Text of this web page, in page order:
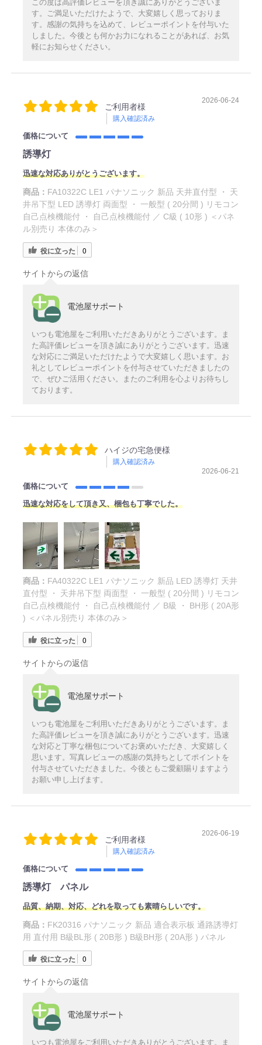
この度は高評価レビューを頂き誠にありがとうございま
す。ご満足いただけたようで、大変嬉しく思っておりま
す。感謝の気持ちを込めて、レビューポイントを付与いた
しました。今後とも何かお力になれることがあれば、お気
軽にお知らせください。
ご利用者様
購入確認済み
2026-06-24
価格について
誘導灯
迅速な対応ありがとうございます。
商品： FA10322C LE1 パナソニック 新品 天井直付型 ・ 天
井吊下型 LED 誘導灯 両面型 ・ 一般型 ( 20分間 ) リモコン
自己点検機能付 ・ 自己点検機能付 ／ C級 ( 10形 ) ＜パネ
ル別売り 本体のみ＞
役に立った 0
サイトからの返信
電池屋サポート
いつも電池屋をご利用いただきありがとうございます。ま
た高評価レビューを頂き誠にありがとうございます。迅速
な対応にご満足いただけたようで大変嬉しく思います。お
礼としてレビューポイントを付与させていただきましたの
で、ぜひご活用ください。またのご利用を心よりお待ちし
ております。
ハイジの宅急便様
購入確認済み
2026-06-21
価格について
迅速な対応をして頂き又、梱包も丁寧でした。
商品： FA40322C LE1 パナソニック 新品 LED 誘導灯 天井
直付型 ・ 天井吊下型 両面型 ・ 一般型 ( 20分間 ) リモコン
自己点検機能付 ・ 自己点検機能付 ／ B級 ・ BH形 ( 20A形
) ＜パネル別売り 本体のみ＞
役に立った 0
サイトからの返信
電池屋サポート
いつも電池屋をご利用いただきありがとうございます。ま
た高評価レビューを頂き誠にありがとうございます。迅速
な対応と丁寧な梱包についてお褒めいただき、大変嬉しく
思います。写真レビューの感謝の気持ちとしてポイントを
付与させていただきました。今後ともご愛顧賜りますよう
お願い申し上げます。
ご利用者様
購入確認済み
2026-06-19
価格について
誘導灯 パネル
品質、納期、対応、どれを取っても素晴らしいです。
商品： FK20316 パナソニック 新品 適合表示板 通路誘導灯
用 直付用 B級BL形 ( 20B形 ) B級BH形 ( 20A形 ) パネル
役に立った 0
サイトからの返信
電池屋サポート
いつも電池屋をご利用いただきありがとうございます。ま